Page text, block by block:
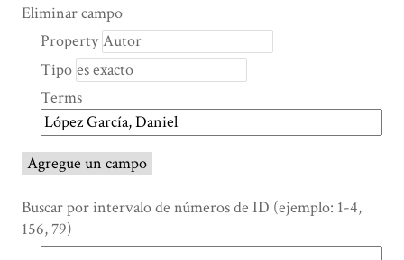
Number
rows
"Reducir
por
campo
específico":
1
Eliminar campo
Property
Tipo
Terms
Agregue un campo
Buscar por intervalo de números de ID (ejemplo: 1-4,
156, 79)